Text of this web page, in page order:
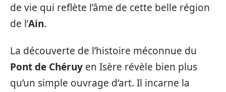
de vie qui reflète l’âme de cette belle région
de l’Ain.
La découverte de l’histoire méconnue du
Pont de Chéruy en Isère révèle bien plus
qu’un simple ouvrage d’art. Il incarne la